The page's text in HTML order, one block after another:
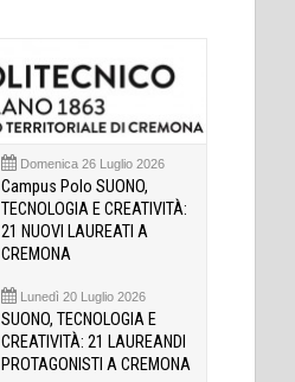
Domenica 26 Luglio 2026
Campus Polo SUONO,
TECNOLOGIA E CREATIVITÀ:
21 NUOVI LAUREATI A
CREMONA
Lunedì 20 Luglio 2026
SUONO, TECNOLOGIA E
CREATIVITÀ: 21 LAUREANDI
PROTAGONISTI A CREMONA